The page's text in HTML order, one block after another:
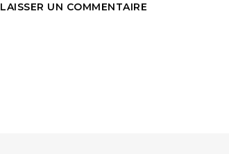
LAISSER UN COMMENTAIRE